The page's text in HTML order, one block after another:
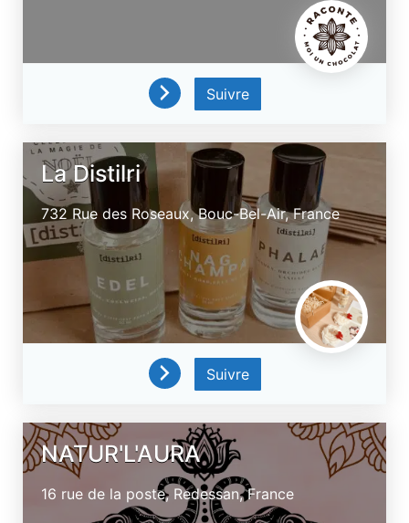
Suivre
La Distilri
732 Rue des Roseaux,Bouc-Bel-Air,France
Suivre
NATUR'L'AURA
16 rue de la poste, Redessan,France